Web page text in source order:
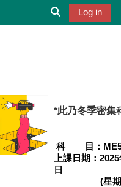
Log in
*此乃冬季密集
科 目：
上課日期：
日
(星